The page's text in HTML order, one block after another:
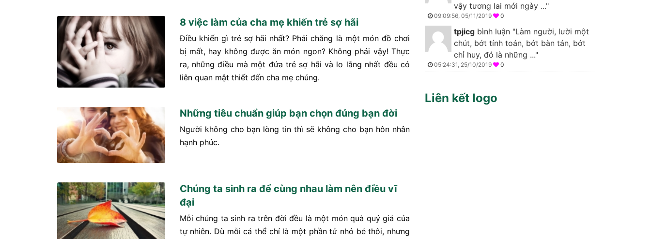
8 việc làm của cha mẹ khiến trẻ sợ hãi
Điều khiến gì trẻ sợ hãi nhất? Phải chăng là một món đồ chơi
bị mất, hay không được ăn món ngon? Không phải vậy! Thực
ra, những điều mà một đứa trẻ sợ hãi và lo lắng nhất đều có
liên quan mật thiết đến cha mẹ chúng.
Những tiêu chuẩn giúp bạn chọn đúng bạn đời
Người không cho bạn lòng tin thì sẽ không cho bạn hôn nhân
hạnh phúc.
Chúng ta sinh ra để cùng nhau làm nên điều vĩ
đại
Mỗi chúng ta sinh ra trên đời đều là một món quà quý giá của
tự nhiên. Dù mỗi cá thể chỉ là một phần tử nhỏ bé thôi, nhưng
vậy tương lai mới ngày ..."
09:09:56, 05/11/2019 0
tpjicg bình luận "Làm người, lười một
chút, bớt tính toán, bớt bàn tán, bớt
chỉ huy, đó là những ..."
05:24:31, 25/10/2019 0
Liên kết logo